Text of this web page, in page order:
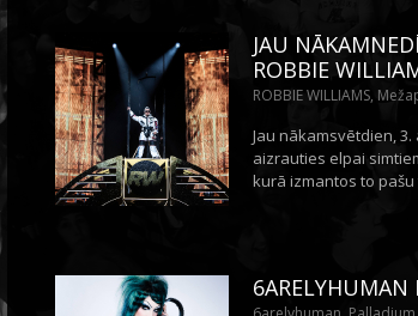
JAU
ROBBIE
ROBBIE WILLIAMS,
Jau nākamsvētdien,
aizrauties elpai
kurā izmantos to
6ARELYHUMAN